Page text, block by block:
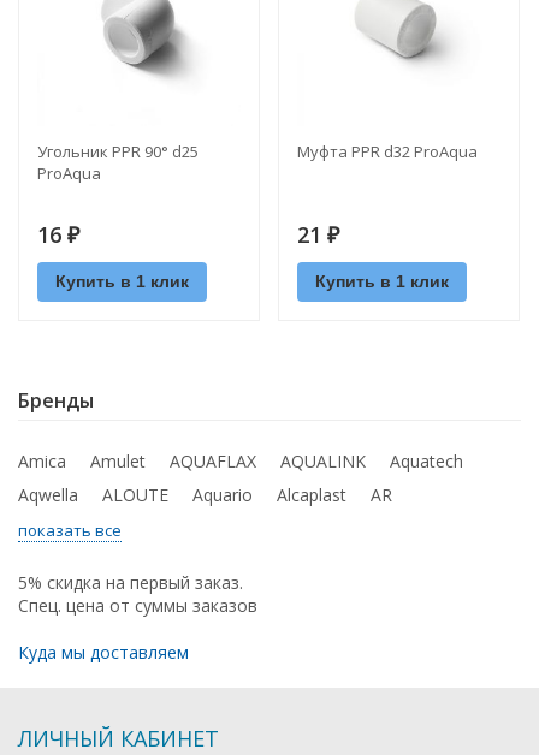
Угольник PPR 90° d25
ProAquа
16 ₽
Купить в 1 клик
Муфта PPR d32 ProAquа
21 ₽
Купить в 1 клик
Бренды
Amica Amulet AQUAFLAX AQUALINK
Aquatech
Aqwella
ALOUTE Aquario Alcaplast AR
показать все
5% скидка на первый заказ.
Спец. цена от суммы заказов
Куда мы доставляем
ЛИЧНЫЙ КАБИНЕТ